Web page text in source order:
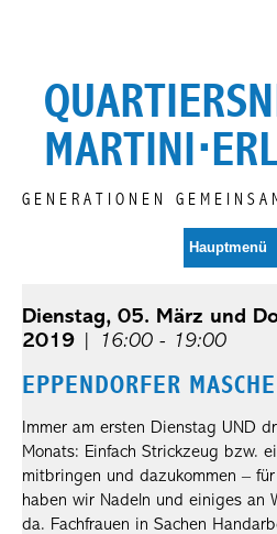
springen
GENERATIONEN
Hauptmenü
Dienstag, 05. März und
2019
16:00 - 19:00
EPPENDORFER MASCHE
Immer am ersten Dienstag UND
Monats: Einfach Strickzeug bzw.
mitbringen und dazukommen –
haben wir Nadeln und einiges an
da. Fachfrauen in Sachen